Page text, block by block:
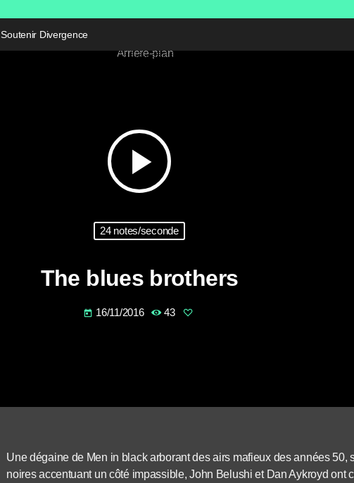
Soutenir Divergence
play_arrow
24 notes/seconde
The blues brothers
today 16/11/2016 43
Une dégaine de Men in black arborant des airs mafieux des années 50,
noires accentuant un côté impassible, John Belushi et Dan Aykroyd ont